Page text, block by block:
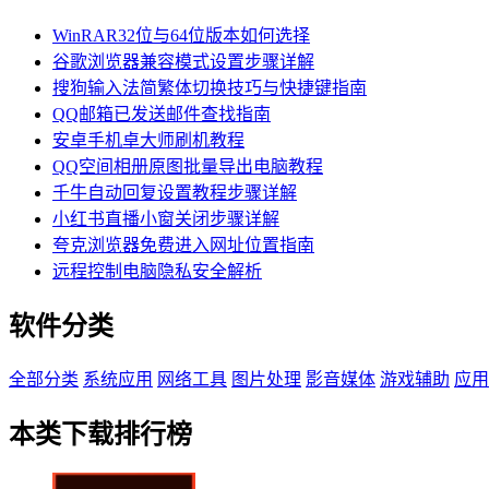
WinRAR32位与64位版本如何选择
谷歌浏览器兼容模式设置步骤详解
搜狗输入法简繁体切换技巧与快捷键指南
QQ邮箱已发送邮件查找指南
安卓手机卓大师刷机教程
QQ空间相册原图批量导出电脑教程
千牛自动回复设置教程步骤详解
小红书直播小窗关闭步骤详解
夸克浏览器免费进入网址位置指南
远程控制电脑隐私安全解析
软件分类
全部分类 系统应用 网络工具 图片处理 影音媒体 游戏辅助 应
本类下载排行榜